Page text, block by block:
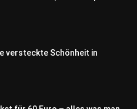
versteckte Schönheit in